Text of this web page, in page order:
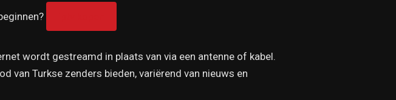
wordt gestreamd in plaats van via een antenne of kabel.
van Turkse zenders bieden, variërend van nieuws en